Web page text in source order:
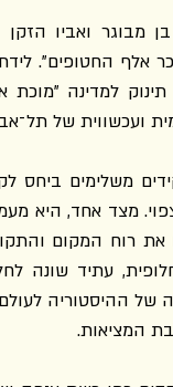
ועכשווית של
המציאות.